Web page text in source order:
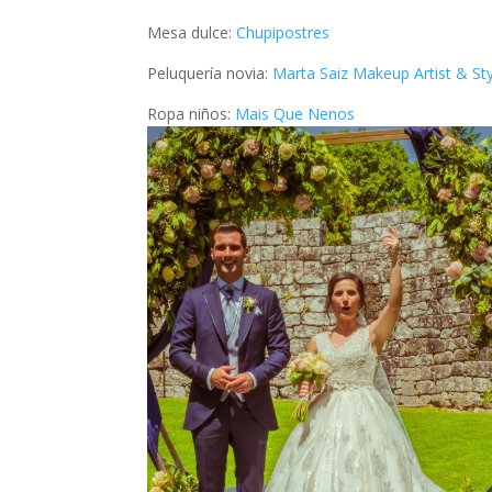
Mesa dulce:Chupipostres
Peluquería novia: Marta Saiz Makeup Artist &
Ropa niños: Mais Que Nenos